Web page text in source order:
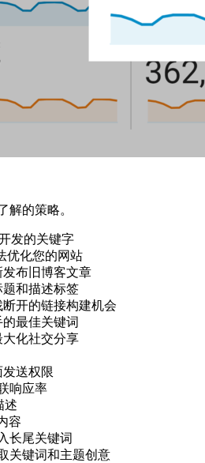
解的策略。
发的关键字
优化您的网站
布旧博客文章
和描述标签
断开的链接构建机会
最佳关键词
大化社交分享
送权限
响应率
述
容
长尾关键词
关键词和主题创意